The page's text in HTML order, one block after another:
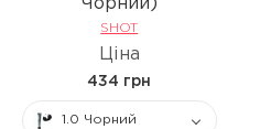
Чорний)
SHOT
Ціна
434 грн
1.0 Чорний